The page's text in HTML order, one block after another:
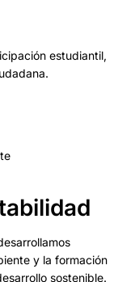
estudiantil,
y la formación
sostenible.